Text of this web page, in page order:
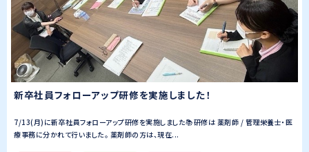
新卒社員フォローアップ研修を実施しました！
7/13(月)に新卒社員フォローアップ研修を実施しました📚研修は 薬剤師 / 管理栄養士・医
療事務に分かれて行いました。 薬剤師の方は、現在...